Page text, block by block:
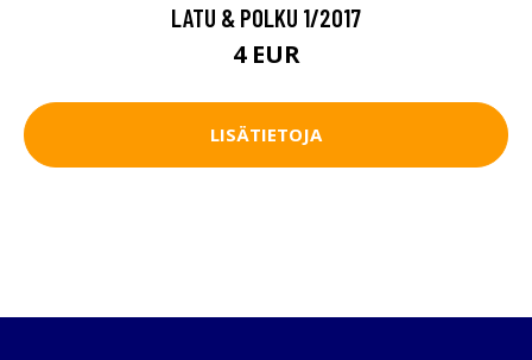
LATU & POLKU 1/2017
4 EUR
LISÄTIETOJA